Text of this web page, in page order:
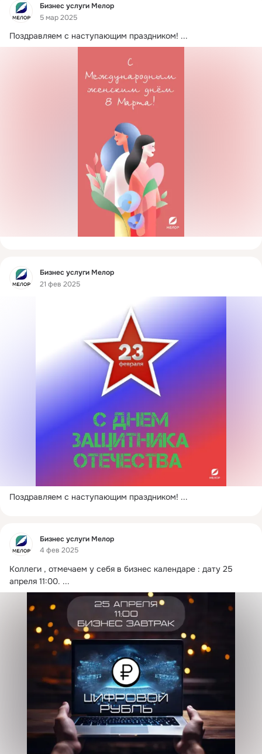
Фид
Бизнес услуги Мелор
5 мар 2025
Поздравляем с наступающим праздником! ...
Фид
Бизнес услуги Мелор
21 фев 2025
Поздравляем с наступающим праздником! ...
Фид
Бизнес услуги Мелор
4 фев 2025
Коллеги , отмечаем у себя в бизнес календаре : дату 25
апреля 11:00. ...